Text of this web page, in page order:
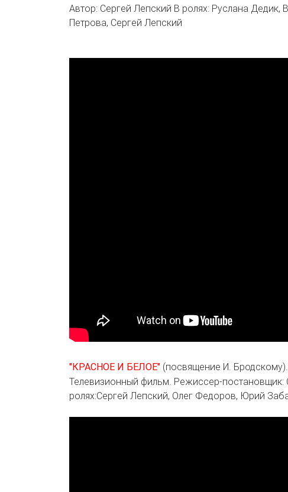
Автор: Сергей Лепский В ролях: Руслана
Петрова, Сергей Лепский
"КРАСНОЕ И БЕЛОЕ" (посвящение И. Бродскому).
Телевизионный фильм. Режиссер-постановщик:
ролях:Сергей Лепский, Олег Федоров, Юрий